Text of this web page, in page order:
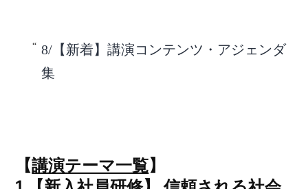
8/【新着】講演コンテンツ・アジェンダ
集
【講演テーマ一覧】